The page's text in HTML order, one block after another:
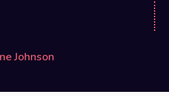
Johnson